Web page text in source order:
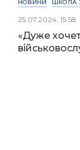
НОВИНИ ШКОЛА
25.07.2024, 15:58
«Дуже